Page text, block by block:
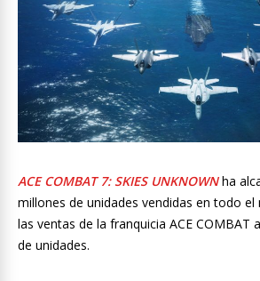
ACE COMBAT 7: SKIES UNKNOWNha
millones de unidades vendidas en todo
las ventas de la franquicia ACE COMBAT
de unidades.